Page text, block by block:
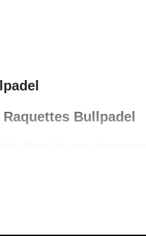
Bullpadel
Fabriquées avec la
moderne et une esthétique